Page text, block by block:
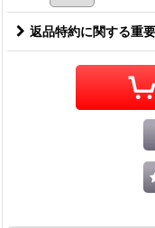
返品特約に関する重